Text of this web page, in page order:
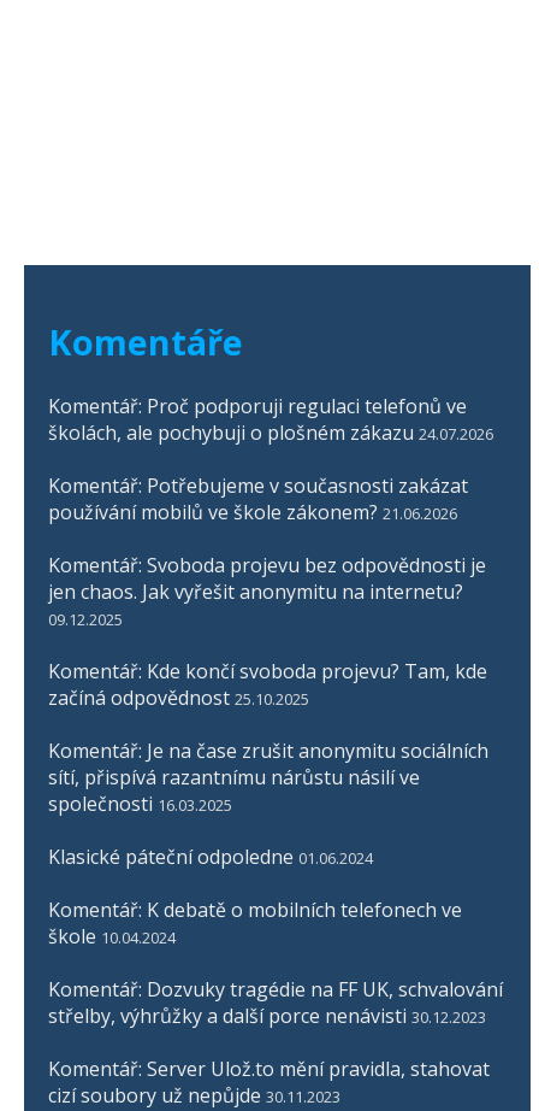
Komentáře
Komentář: Proč podporuji regulaci telefonů ve
školách, ale pochybuji o plošném zákazu 24.07.2026
Komentář: Potřebujeme v současnosti zakázat
používání mobilů ve škole zákonem? 21.06.2026
Komentář: Svoboda projevu bez odpovědnosti je
jen chaos. Jak vyřešit anonymitu na internetu?
09.12.2025
Komentář: Kde končí svoboda projevu? Tam, kde
začíná odpovědnost 25.10.2025
Komentář: Je na čase zrušit anonymitu sociálních
sítí, přispívá razantnímu nárůstu násilí ve
společnosti 16.03.2025
Klasické páteční odpoledne 01.06.2024
Komentář: K debatě o mobilních telefonech ve
škole 10.04.2024
Komentář: Dozvuky tragédie na FF UK, schvalování
střelby, výhrůžky a další porce nenávisti 30.12.2023
Komentář: Server Ulož.to mění pravidla, stahovat
cizí soubory už nepůjde 30.11.2023